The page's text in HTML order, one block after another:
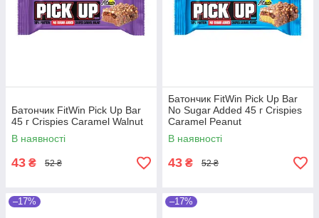
Батончик FitWin Pick Up Bar
45 г Crispies Caramel Walnut
В наявності
43 ₴ 52 ₴
Батончик FitWin Pick Up Bar
No Sugar Added 45 г Crispies
Caramel Peanut
В наявності
43 ₴ 52 ₴
–17% –17%